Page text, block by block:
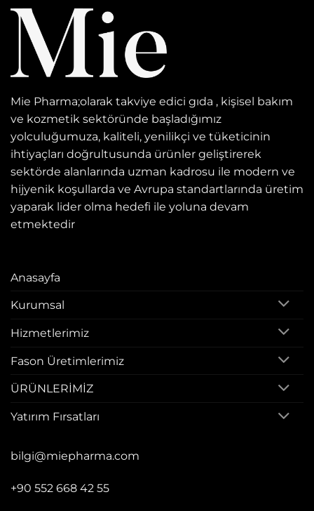
Mie Pharma;olarak takviye edici gıda , kişisel bakım
ve kozmetik sektöründe başladığımız
yolculuğumuza, kaliteli, yenilikçi ve tüketicinin
ihtiyaçları doğrultusunda ürünler geliştirerek
sektörde alanlarında uzman kadrosu ile modern ve
hijyenik koşullarda ve Avrupa standartlarında üretim
yaparak lider olma hedefi ile yoluna devam
etmektedir
Anasayfa
Kurumsal
Hizmetlerimiz
Fason Üretimlerimiz
ÜRÜNLERİMİZ
Yatırım Fırsatları
bilgi@miepharma.com
+90 552 668 42 55